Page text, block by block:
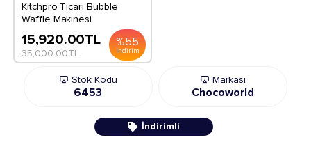
Kitchpro Ticari Bubble
Waffle Makinesi
%55
İndirim
15,920.00TL
35,000.00TL
Stok Kodu
6453
Markası
Chocoworld
İndirimli